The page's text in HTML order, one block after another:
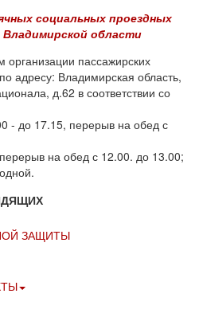
социальных проездных
области
пассажирских
адресу: Владимирская область,
д.62 в соответствии со
- до 17.15, перерыв на обед с
на обед с 12.00. до 13.00;
ЗАЩИТЫ